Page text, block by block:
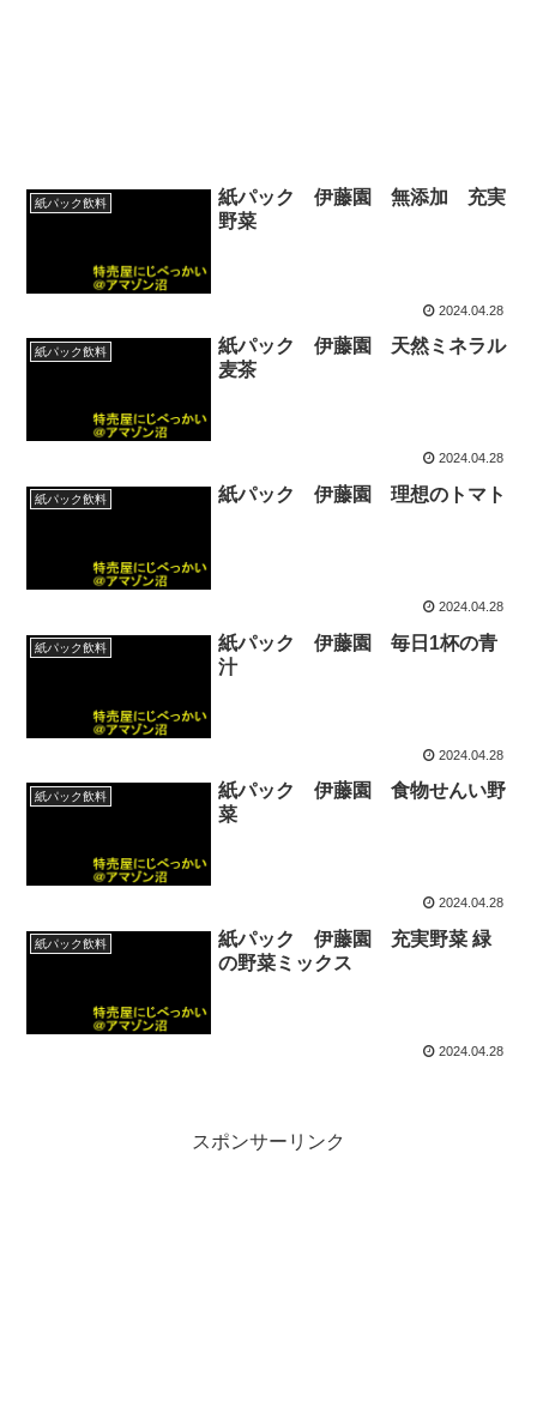
紙パック飲料
紙パック 伊藤園 無添加 充実
野菜
2024.04.28
紙パック飲料
紙パック 伊藤園 天然ミネラル
麦茶
2024.04.28
紙パック飲料 紙パック 伊藤園 理想のトマト
2024.04.28
紙パック飲料
紙パック 伊藤園 毎日1杯の青
汁
2024.04.28
紙パック飲料
紙パック 伊藤園 食物せんい野
菜
2024.04.28
紙パック飲料
紙パック 伊藤園 充実野菜 緑
の野菜ミックス
2024.04.28
スポンサーリンク